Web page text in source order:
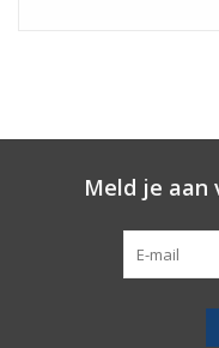
Meld je aan